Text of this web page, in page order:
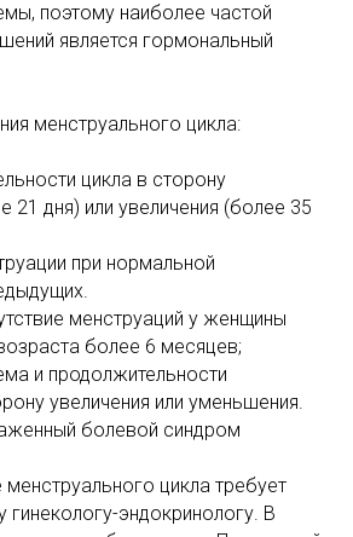
поэтому наиболее частой
является гормональный
менструального цикла:
цикла в сторону
21 дня) или увеличения (более 35
при нормальной
менструаций у женщины
более 6 месяцев;
и продолжительности
увеличения или уменьшения.
болевой синдром
цикла требует
гинекологу-эндокринологу. В